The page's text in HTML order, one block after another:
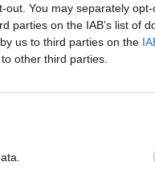
You may separately
parties on the IAB’s list of
us to third parties on the
other third parties.
i laskowe, a u
o
cech
typ
u dzieci i